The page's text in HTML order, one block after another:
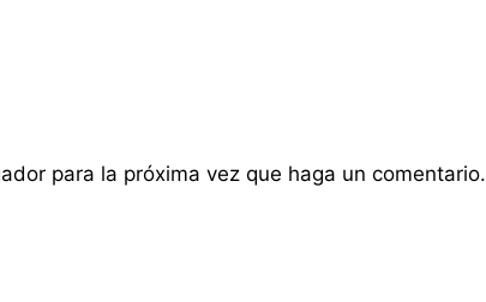
para la próxima vez que haga un comentario.